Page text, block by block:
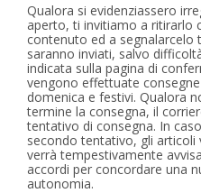
Qualora si evidenziassero
aperto, ti invitiamo a ritirarlo
contenuto ed a
saranno inviati, salvo
indicata sulla pagina di
vengono effettuate
domenica e festivi. Qualora
termine la consegna, il
tentativo di consegna. In
secondo tentativo, gli
verrà tempestivamente
accordi per concordare una
autonomia.